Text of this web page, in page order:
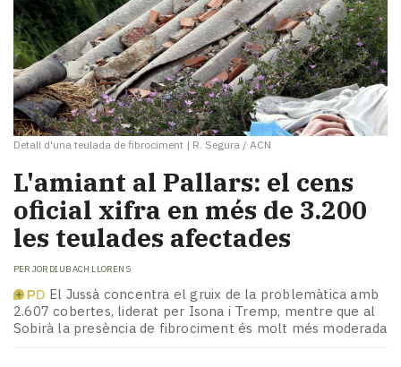
Detall d'una teulada de fibrociment | R. Segura / ACN
L'amiant al Pallars: el cens
oficial xifra en més de 3.200
les teulades afectades
PER JORDI UBACH LLORENS
El Jussà concentra el gruix de la problemàtica amb
2.607 cobertes, liderat per Isona i Tremp, mentre que al
Sobirà la presència de fibrociment és molt més moderada